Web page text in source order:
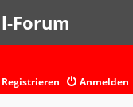
Forum
Anmelden
Registrieren